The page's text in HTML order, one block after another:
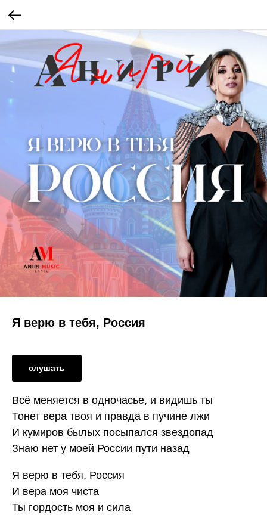
Я верю в тебя, Россия
слушать
Всё меняется в одночасье, и видишь ты
Тонет вера твоя и правда в пучине лжи
И кумиров былых посыпался звездопад
Знаю нет у моей России пути назад
Я верю в тебя, Россия
И вера моя чиста
Ты гордость моя и сила